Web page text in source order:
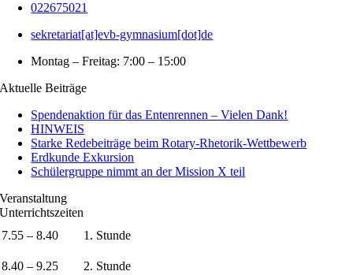
022675021
sekretariat[at]evb-gymnasium[dot]de
Montag – Freitag: 7:00 – 15:00
Aktuelle Beiträge
Spendenaktion für das Entenrennen – Vielen Dank!
HINWEIS
Starke Redebeiträge beim Rotary-Rhetorik-Wettbewerb
Erdkunde Exkursion
Schülergruppe nimmt an der Mission X teil
Veranstaltung
Unterrichtszeiten
7.55 – 8.40
1. Stunde
8.40 – 9.25 2. Stunde